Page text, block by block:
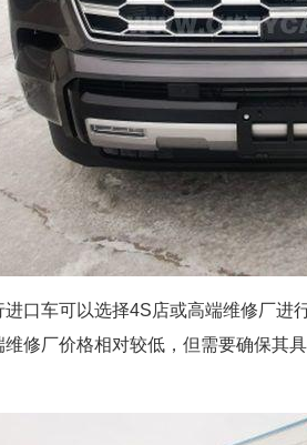
口车可以选择4S店或高端维修厂进
修厂价格相对较低，但需要确保其